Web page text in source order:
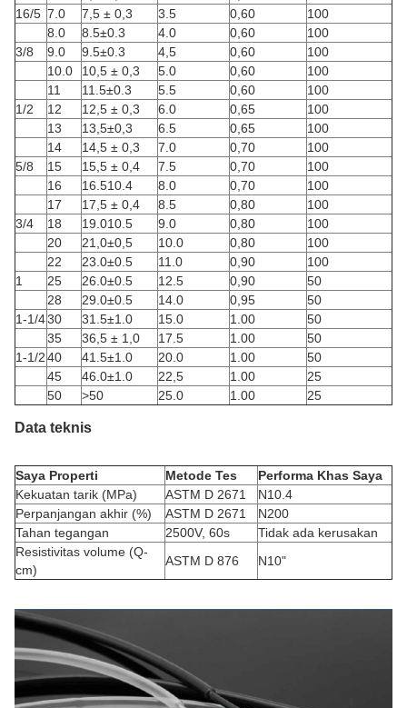
16/5 7.0 7,5 ± 0,3 3.5 0,60
100
8.0
8.5±0.3 4.0 0,60
100
3/8
9.0 9.5±0.3 4,5 0,60
100
10.0
10,5 ± 0,3 5.0 0,60
100
11
11.5±0.3 5.5 0,60
100
1/2
12 12,5 ± 0,3 6.0 0,65
100
13
13,5±0,3 6.5 0,65
100
14
14,5 ± 0,3 7.0 0,70
100
5/8
15 15,5 ± 0,4 7.5 0,70
100
16
16.510.4 8.0 0,70
100
17
17,5 ± 0,4 8.5 0,80
100
3/4
18 19.010.5 9.0 0,80
100
20
21,0±0,5 10.0 0,80
100
22
23.0±0.5 11.0 0,90
100
1
25 26.0±0.5 12.5 0,90
50
28
29.0±0.5 14.0 0,95
50
1-1/430 31.5±1.0 15.0 1.00
50
35
36,5 ± 1,0 17.5 1.00
50
1-1/240 41.5±1.0 20.0 1.00
50
45
46.0±1.0 22,5 1.00
25
50
>50 25.0 1.00 25
Data teknis
Saya Properti Metode Tes Performa Khas Saya
Kekuatan tarik (MPa)
ASTM D 2671
N10.4
Perpanjangan akhir (%)
ASTM D 2671
N200
Tahan tegangan
2500V, 60s
Tidak ada kerusakan
Resistivitas volume (Q-
cm)
ASTM D 876 N10"